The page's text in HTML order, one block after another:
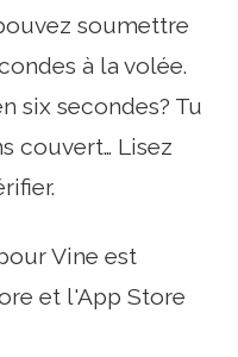
soumettre
à la volée.
six secondes? Tu
couvert… Lisez
Vine est
et l'App Store